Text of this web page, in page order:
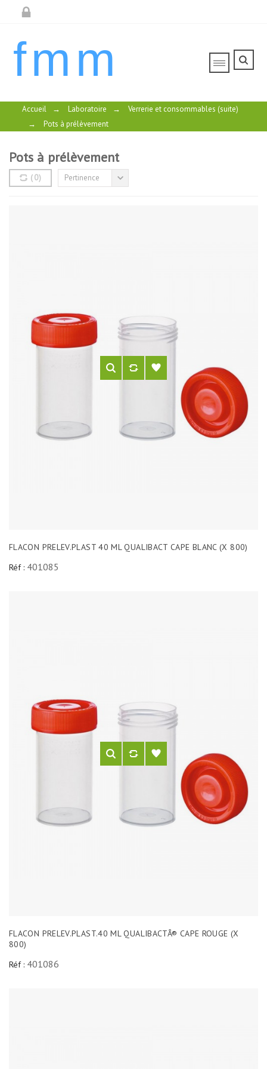
fmm
Accueil → Laboratoire →
Verrerie et consommables (suite)
→
Pots à prélèvement
Pots à prélèvement
(0) Pertinence
FLACON PRELEV.PLAST 40 ML QUALIBACT CAPE BLANC (X 800)
Réf : 401085
FLACON PRELEV.PLAST.40 ML QUALIBACTÂ® CAPE ROUGE (X
800)
Réf : 401086